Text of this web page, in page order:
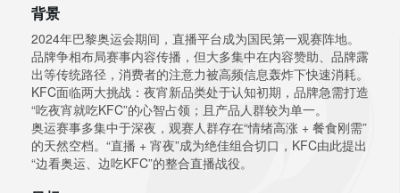
背景
2024年巴黎奥运会期间，直播平台成为国民第一观赛阵地。
品牌争相布局赛事内容传播，但大多集中在内容赞助、品牌露
出等传统路径，消费者的注意力被高频信息轰炸下快速消耗。
KFC面临两大挑战：夜宵新品类处于认知初期，品牌急需打造
“吃夜宵就吃KFC”的心智占领；且产品人群较为单一。
奥运赛事多集中于深夜，观赛人群存在“情绪高涨 + 餐食刚需”
的天然空档。“直播 + 宵夜”成为绝佳组合切口，KFC由此提出
“边看奥运、边吃KFC”的整合直播战役。